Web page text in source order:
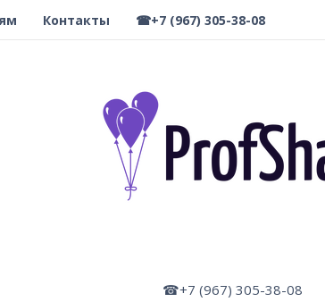
Контакты ☎+7 (967) 305-38-08
☎+7 (967) 305-38-08